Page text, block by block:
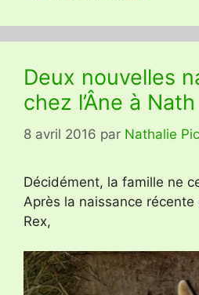
Deux nouvelles
chez l’Âne à Nath
8 avril 2016 par Nathalie
Décidément, la famille ne
Après la naissance
Rex,